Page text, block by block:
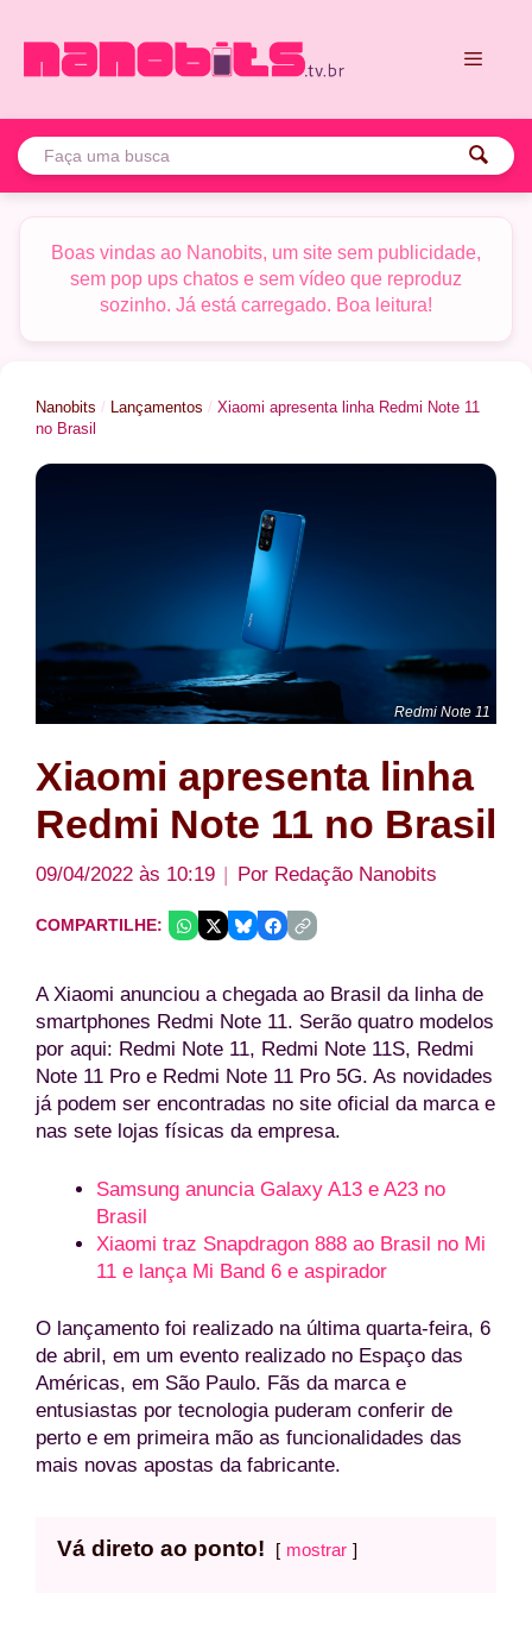
para
Boas vindas ao Nanobits, um site sem publicidade,
sem pop ups chatos e sem vídeo que reproduz
sozinho. Já está carregado. Boa leitura!
Nanobits / Lançamentos / Xiaomi apresenta linha Redmi Note 11
no Brasil
Redmi Note 11
Xiaomi apresenta linha
Redmi Note 11 no Brasil
09/04/2022 às 10:19 Por Redação Nanobits
COMPARTILHE:
A Xiaomi anunciou a chegada ao Brasil da linha de
smartphones Redmi Note 11. Serão quatro modelos
por aqui: Redmi Note 11, Redmi Note 11S, Redmi
Note 11 Pro e Redmi Note 11 Pro 5G. As novidades
já podem ser encontradas no site oficial da marca e
nas sete lojas físicas da empresa.
Samsung anuncia Galaxy A13 e A23 no
Brasil
Xiaomi traz Snapdragon 888 ao Brasil no Mi
11 e lança Mi Band 6 e aspirador
O lançamento foi realizado na última quarta-feira, 6
de abril, em um evento realizado no Espaço das
Américas, em São Paulo. Fãs da marca e
entusiastas por tecnologia puderam conferir de
perto e em primeira mão as funcionalidades das
mais novas apostas da fabricante.
Vá direto ao ponto! mostrar